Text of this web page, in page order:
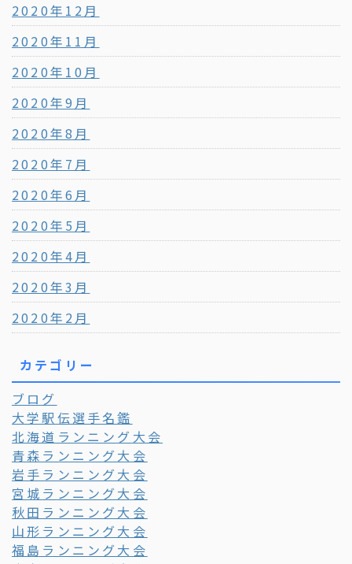
2020年12月
2020年11月
2020年10月
2020年9月
2020年8月
2020年7月
2020年6月
2020年5月
2020年4月
2020年3月
2020年2月
カテゴリー
ブログ
大学駅伝選手名鑑
北海道ランニング大会
青森ランニング大会
岩手ランニング大会
宮城ランニング大会
秋田ランニング大会
山形ランニング大会
福島ランニング大会